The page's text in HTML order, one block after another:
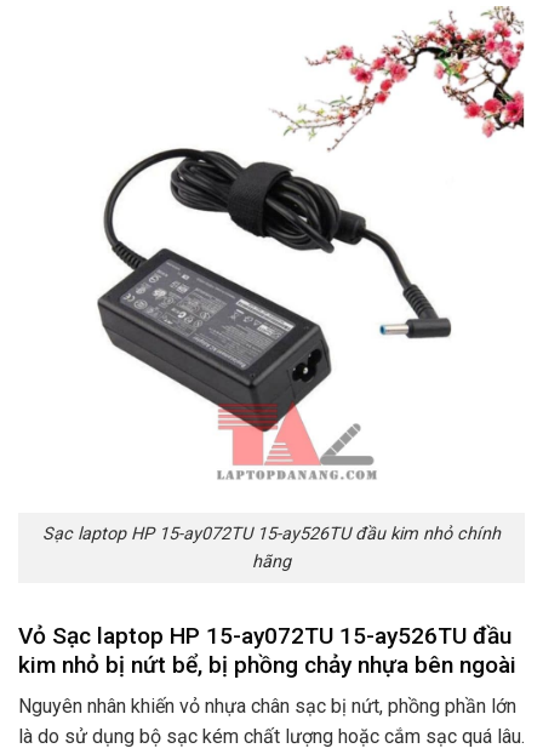
Sạc laptop HP 15-ay072TU 15-ay526TU đầu kim nhỏ chính
hãng
Vỏ Sạc laptop HP 15-ay072TU 15-ay526TU đầu
kim nhỏ bị nứt bể, bị phồng chảy nhựa bên ngoài
Nguyên nhân khiến vỏ nhựa chân sạc bị nứt, phồng phần lớn
là do sử dụng bộ sạc kém chất lượng hoặc cắm sạc quá lâu.